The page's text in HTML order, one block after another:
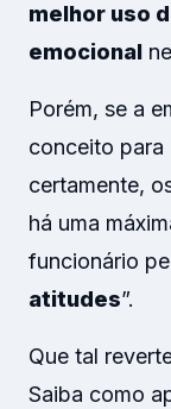
melhor uso
emocional
Porém, se a
conceito para
certamente,
há uma
funcionário
atitudes”.
Que tal
Saiba como